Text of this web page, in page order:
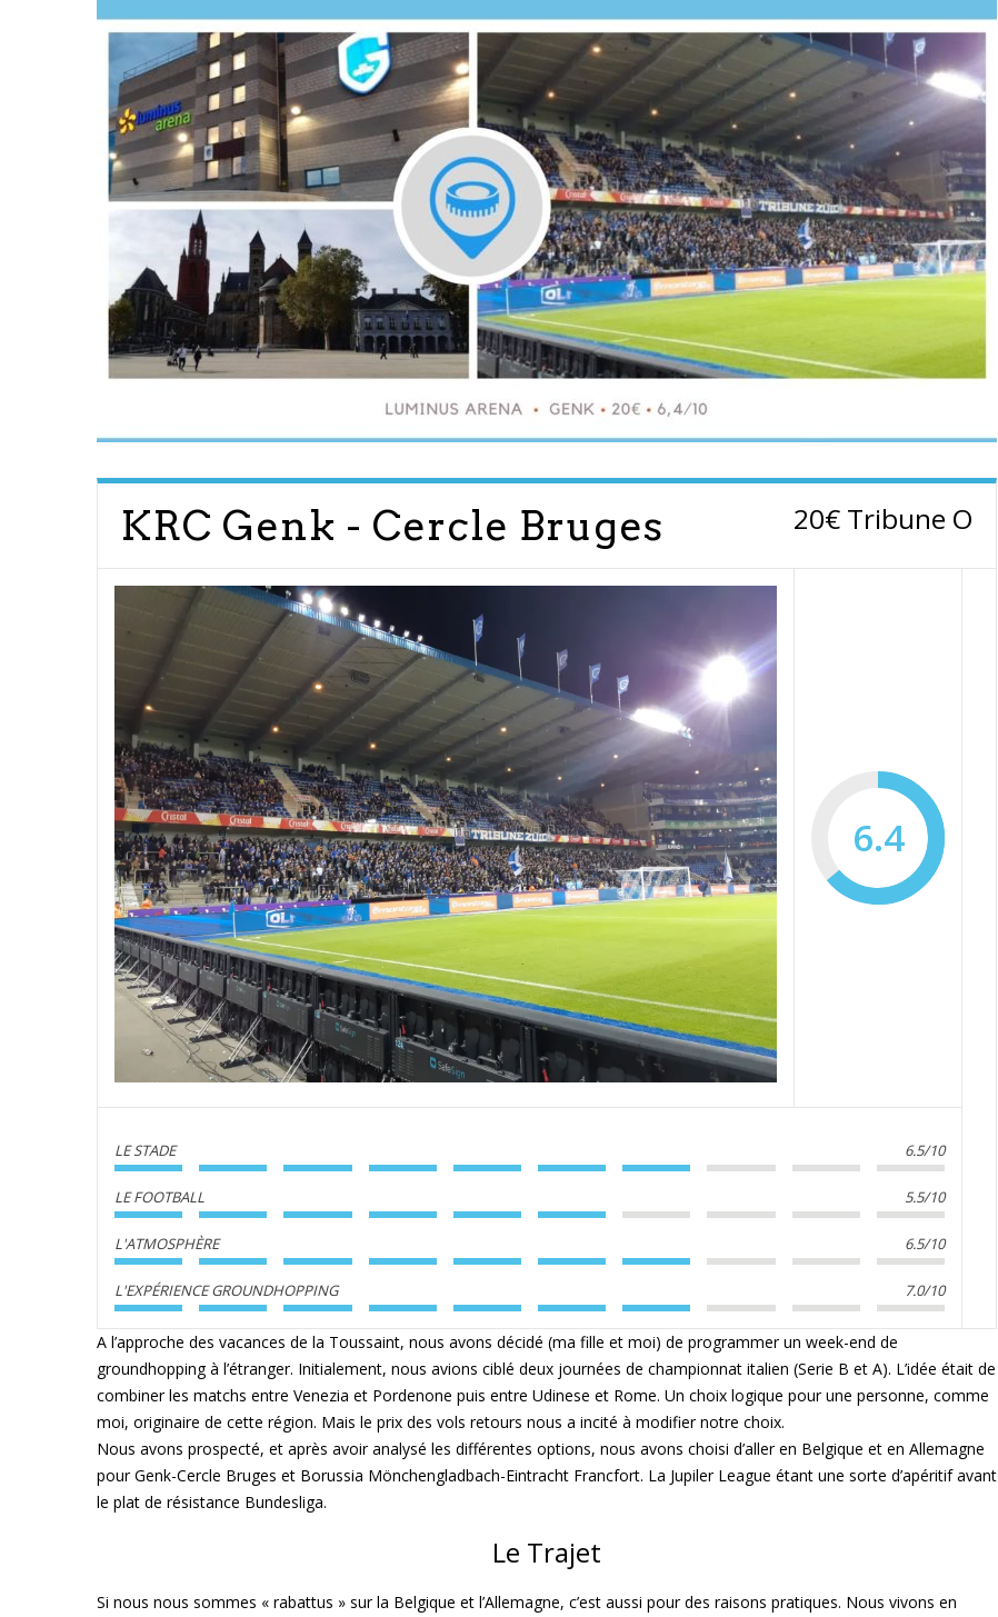
KRC Genk - Cercle Bruges 20€ Tribune O
6.4
LE STADE 6.5/10
LE FOOTBALL 5.5/10
L'ATMOSPHÈRE 6.5/10
L'EXPÉRIENCE GROUNDHOPPING 7.0/10
A l’approche des vacances de la Toussaint, nous avons décidé (ma fille et moi) de programmer un week-end de
groundhopping à l’étranger. Initialement, nous avions ciblé deux journées de championnat italien (Serie B et A). L’idée était de
combiner les matchs entre Venezia et Pordenone puis entre Udinese et Rome. Un choix logique pour une personne, comme
moi, originaire de cette région. Mais le prix des vols retours nous a incité à modifier notre choix.
Nous avons prospecté, et après avoir analysé les différentes options, nous avons choisi d’aller en Belgique et en Allemagne
pour Genk-Cercle Bruges et Borussia Mönchengladbach-Eintracht Francfort. La Jupiler League étant une sorte d’apéritif avant
le plat de résistance Bundesliga.
Le Trajet
Si nous nous sommes « rabattus » sur la Belgique et l’Allemagne, c’est aussi pour des raisons pratiques. Nous vivons en